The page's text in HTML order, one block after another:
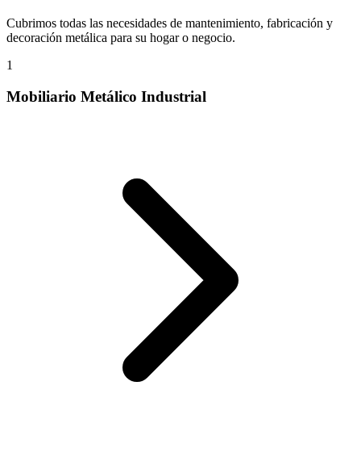
Cubrimos todas las necesidades de mantenimiento, fabricación y
decoración metálica para su hogar o negocio.
1
Mobiliario Metálico Industrial